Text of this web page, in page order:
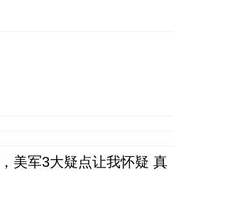
美军3大疑点让我怀疑 真